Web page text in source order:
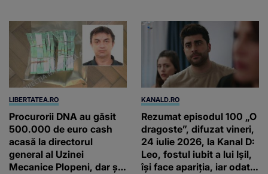
LIBERTATEA.RO
Procurorii DNA au găsit
500.000 de euro cash
acasă la directorul
general al Uzinei
Mecanice Plopeni, dar și
KANALD.RO
Rezumat episodul 100 „O
dragoste”, difuzat vineri,
24 iulie 2026, la Kanal D:
Leo, fostul iubit a lui Ișil,
își face apariția, iar odată